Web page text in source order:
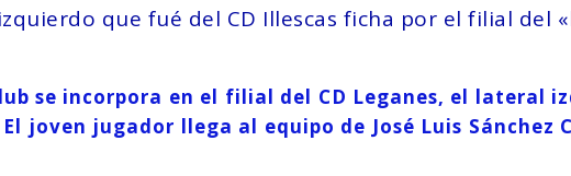
que fué del CD Illescas ficha por el filial del
se incorpora en el filial del CD Leganes, el lateral
joven jugador llega al equipo de José Luis Sánchez